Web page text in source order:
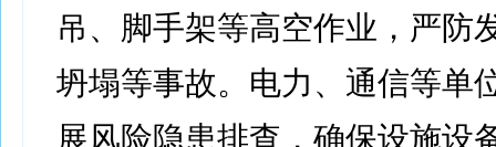
吊、脚手架等高空作业，严防
坍塌等事故。电力、通信等单
展风险隐患排查，确保设施设